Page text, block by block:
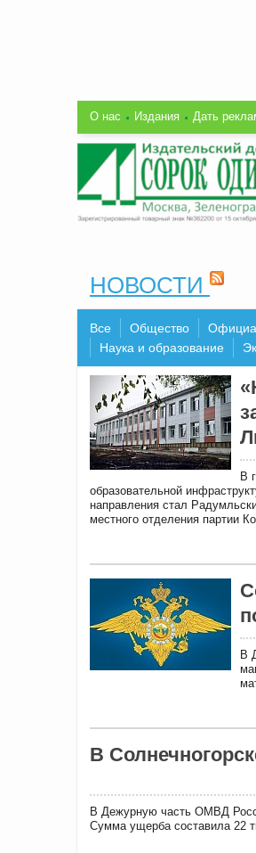
О нас Издания Дать
НОВОСТИ
Все Общество
Наука и образование
В
образовательной
направления стал
местного отделения партии
В
В
В Дежурную часть ОМВД
Сумма ущерба составила 22